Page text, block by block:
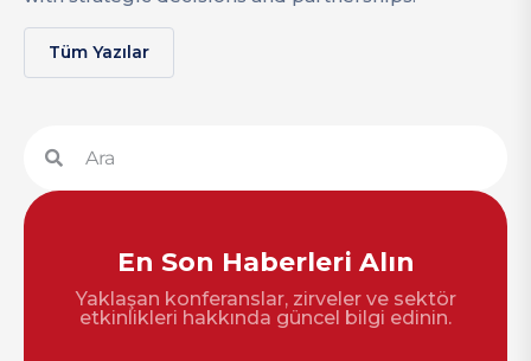
Tüm Yazılar
En Son Haberleri Alın
Yaklaşan konferanslar, zirveler ve sektör
etkinlikleri hakkında güncel bilgi edinin.